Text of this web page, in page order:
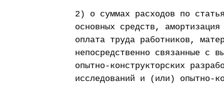
2) о суммах расходов по
основных средств,
оплата труда работников,
непосредственно связанные с
опытно-конструкторских
исследований и (или) опытно-